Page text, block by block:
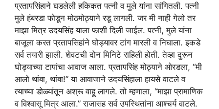
प्रतापसिंहाने घडलेली हकिकत पत्नी व मुले यांना सांगितली. पत्नी
मुले हंबरडा फोडून मोठमोठ्याने रडू लागली. जर मी नाही गेलो तर
माझा मित्र उदयसिंह याला फाशी दिली जाईल. पत्नी, मुले यांना
बाजूला करत प्रतापसिहांने घोड्यावर टांग मारली व निघाला. इकडे
सर्व तयारी झाली. शेवटची दोन मिनिटे राहिली होती. तेव्हा दुरून
घोड्याच्या टापांचा आवाज आला. प्रतापसिंह मोठ्याने ओरडला, “मी
आलो थांबा, थांबा!” या आवाजाने उदयसिंहाला हायसे वाटले व
त्याच्या डोळ्यांतून अश्रू वाहू लागले. तो म्हणाला, “माझा प्रामाणिक
व विश्वासू मित्र आला.” राजासह सर्व उपस्थितांना आश्चर्य वाटले.